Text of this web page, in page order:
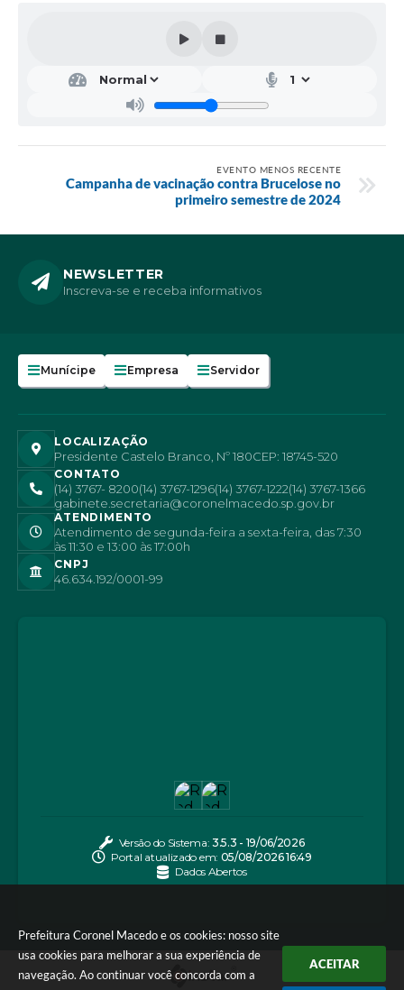
Prefeitura Coronel Macedo e os cookies: nosso site
usa cookies para melhorar a sua experiência de
navegação. Ao continuar você concorda com a
ACEITAR
EVENTO MENOS RECENTE
Campanha de vacinação contra Brucelose no
primeiro semestre de 2024
NEWSLETTER
Inscreva-se e receba informativos
Munícipe Empresa Servidor
LOCALIZAÇÃO
Presidente Castelo Branco, Nº 180CEP: 18745-520
CONTATO
(14) 3767- 8200(14) 3767-1296(14) 3767-1222(14) 3767-1366
gabinete.secretaria@coronelmacedo.sp.gov.br
ATENDIMENTO
Atendimento de segunda-feira a sexta-feira, das 7:30
às 11:30 e 13:00 às 17:00h
CNPJ
46.634.192/0001-99
Versão do Sistema: 3.5.3 - 19/06/2026
Portal atualizado em: 05/08/2026 16:49
Dados Abertos